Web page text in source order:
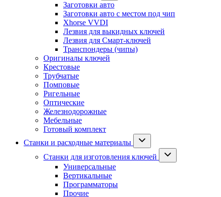
Заготовки авто
Заготовки авто с местом под чип
Xhorse VVDI
Лезвия для выкидных ключей
Лезвия для Смарт-ключей
Транспондеры (чипы)
Оригиналы ключей
Крестовые
Трубчатые
Помповые
Ригельные
Оптические
Железнодорожные
Мебельные
Готовый комплект
Станки и расходные материалы
Станки для изготовления ключей
Универсальные
Вертикальные
Программаторы
Прочие